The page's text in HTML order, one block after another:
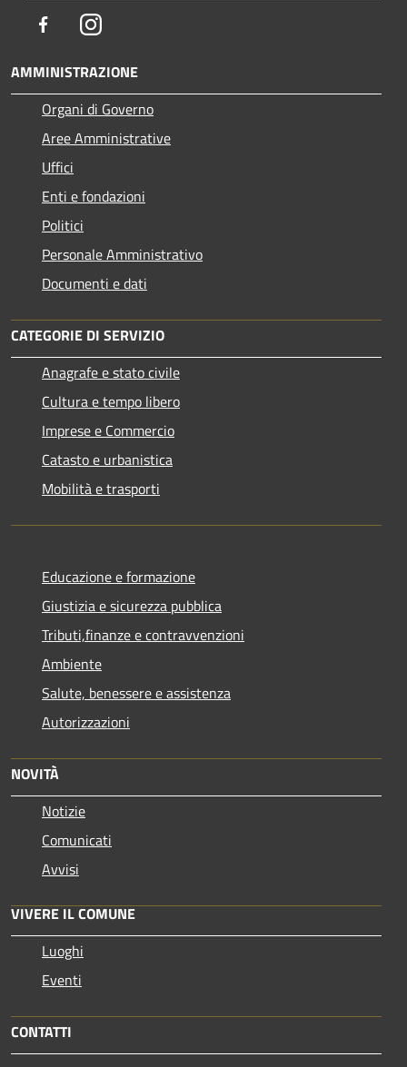
FacebookInstagram
AMMINISTRAZIONE
Organi di Governo
Aree Amministrative
Uffici
Enti e fondazioni
Politici
Personale Amministrativo
Documenti e dati
CATEGORIE DI SERVIZIO
Anagrafe e stato civile
Cultura e tempo libero
Imprese e Commercio
Catasto e urbanistica
Mobilità e trasporti
Educazione e formazione
Giustizia e sicurezza pubblica
Tributi,finanze e contravvenzioni
Ambiente
Salute, benessere e assistenza
Autorizzazioni
NOVITÀ
Notizie
Comunicati
Avvisi
VIVERE IL COMUNE
Luoghi
Eventi
CONTATTI